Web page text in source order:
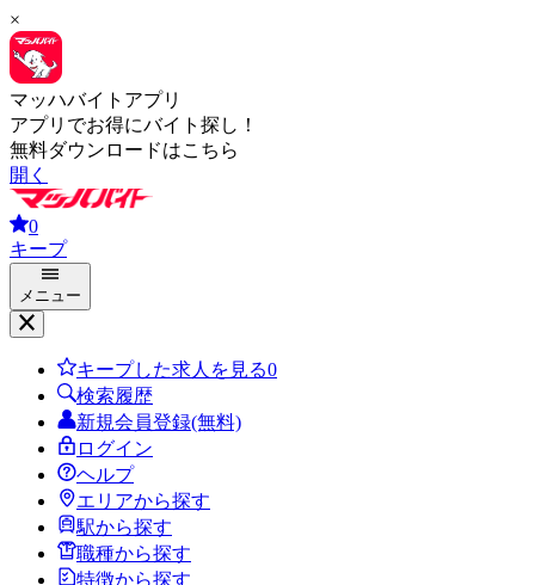
×
マッハバイトアプリ
アプリでお得にバイト探し！
無料ダウンロードはこちら
開く
0
キープ
メニュー
キープした求人を見る0
検索履歴
新規会員登録(無料)
ログイン
ヘルプ
エリアから探す
駅から探す
職種から探す
特徴から探す